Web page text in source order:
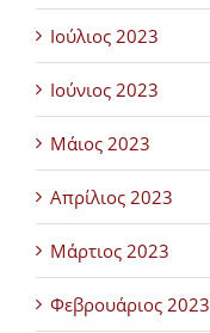
Ιούλιος 2023
Ιούνιος 2023
Μάιος 2023
Απρίλιος 2023
Μάρτιος 2023
Φεβρουάριος 2023